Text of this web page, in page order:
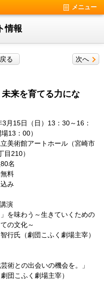
メニュー
情報
次へ
る
来を育てる力にな
3月15日（日）13：30～16：
13：00）
美術館アートホール（宮崎市
目210）
名
無料
込み
演
」を味わう～生きていくための
の文化～
行氏（劇団こふく劇場主宰）
術との出会いの機会を。」
団こふく劇場主宰）